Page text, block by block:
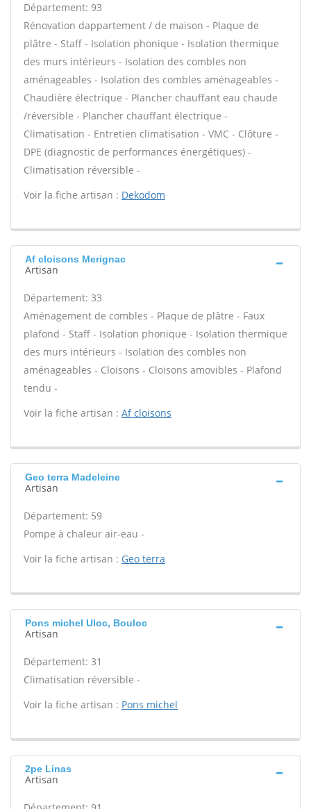
Département: 93
Rénovation dappartement / de maison - Plaque de
plâtre - Staff - Isolation phonique - Isolation thermique
des murs intérieurs - Isolation des combles non
aménageables - Isolation des combles aménageables -
Chaudière électrique - Plancher chauffant eau chaude
/réversible - Plancher chauffant électrique -
Climatisation - Entretien climatisation - VMC - Clôture -
DPE (diagnostic de performances énergétiques) -
Climatisation réversible -
Voir la fiche artisan : Dekodom
Af cloisons Merignac
Artisan
Département: 33
Aménagement de combles - Plaque de plâtre - Faux
plafond - Staff - Isolation phonique - Isolation thermique
des murs intérieurs - Isolation des combles non
aménageables - Cloisons - Cloisons amovibles - Plafond
tendu -
Voir la fiche artisan : Af cloisons
Geo terra Madeleine
Artisan
Département: 59
Pompe à chaleur air-eau -
Voir la fiche artisan : Geo terra
Pons michel Uloc, Bouloc
Artisan
Département: 31
Climatisation réversible -
Voir la fiche artisan : Pons michel
2pe Linas
Artisan